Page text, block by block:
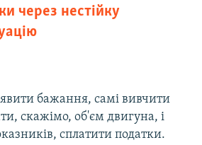
через нестійку
бажання, самі вивчити
скажімо, об'єм двигуна, і
сплатити податки.